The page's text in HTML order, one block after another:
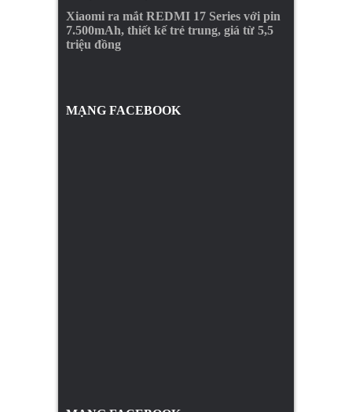
Xiaomi ra mắt REDMI 17 Series với pin
7.500mAh, thiết kế trẻ trung, giá từ 5,5
triệu đồng
MẠNG FACEBOOK